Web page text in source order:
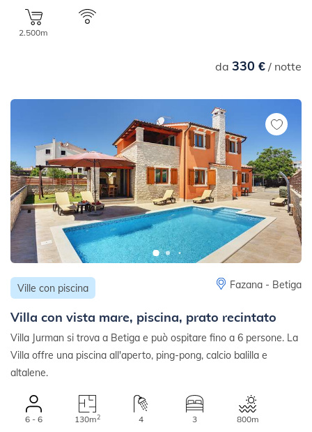
2.500m
da 330 €/ notte
Ville con piscina Fazana - Betiga
Villa con vista mare, piscina, prato recintato
Villa Jurman si trova a Betiga e può ospitare fino a 6 persone. La
Villa offre una piscina all'aperto, ping-pong, calcio balilla e
altalene.
6 - 6 130m2 4 3 800m